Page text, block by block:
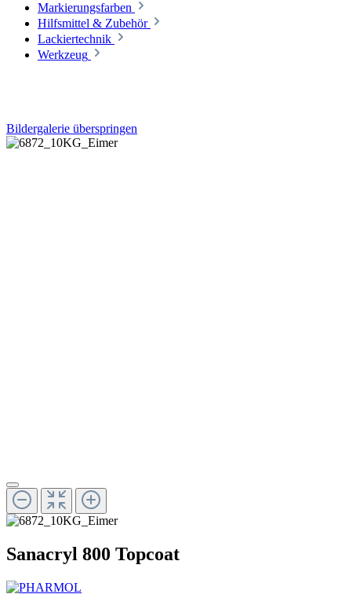
Markierungsfarben
Hilfsmittel & Zubehör
Lackiertechnik
Werkzeug
Bildergalerie überspringen
Sanacryl 800 Topcoat